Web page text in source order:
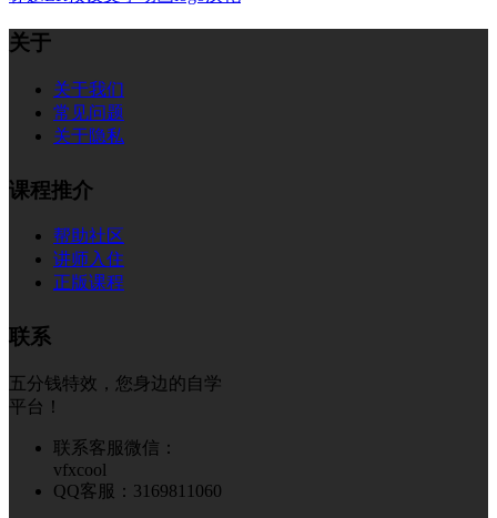
关于
关于我们
常见问题
关于隐私
课程推介
帮助社区
讲师入住
正版课程
联系
五分钱特效，您身边的自学
平台！
联系客服微信：
vfxcool
QQ客服：3169811060